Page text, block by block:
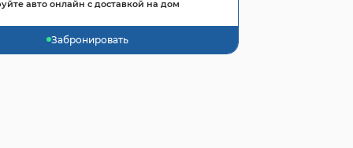
авто онлайн с доставкой на дом
Забронировать